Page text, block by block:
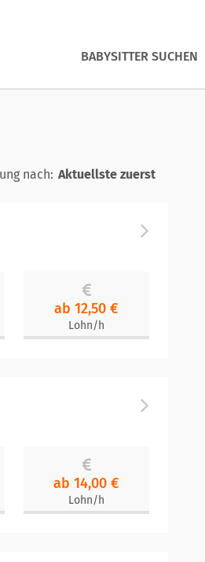
BABYSITTER SUCHEN
nach:
ab 12,50 €
Lohn/h
ab 14,00 €
Lohn/h